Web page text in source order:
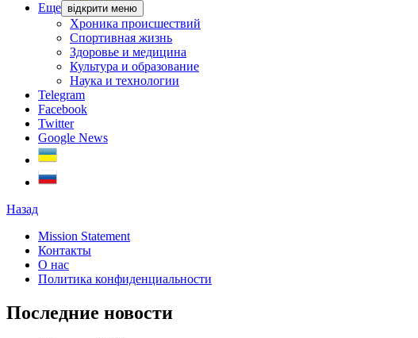
Еще відкрити меню
Хроника происшествий
Спортивная жизнь
Здоровье и медицина
Культура и образование
Наука и технологии
Telegram
Facebook
Twitter
Google News
Назад
Mission Statement
Контакты
О нас
Политика конфиденциальности
Последние новости